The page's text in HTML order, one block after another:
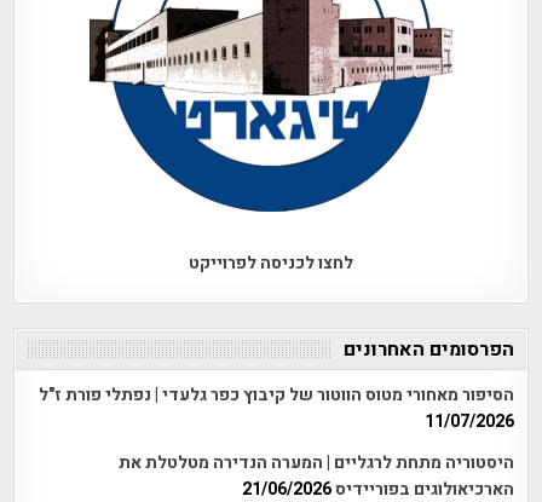
לחצו לכניסה לפרוייקט
הפרסומים האחרונים
הסיפור מאחורי מטוס הווטור של קיבוץ כפר גלעדי | נפתלי פורת ז"ל
11/07/2026
היסטוריה מתחת לרגליים | המערה הנדירה מטלטלת את
הארכיאולוגים בפוריידיס21/06/2026